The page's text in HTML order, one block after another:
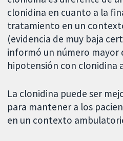
clonidina en cuanto a la
tratamiento en un
(evidencia de muy baja
informó un número mayor
hipotensión con clonidina
La clonidina puede ser
para mantener a los
en un contexto